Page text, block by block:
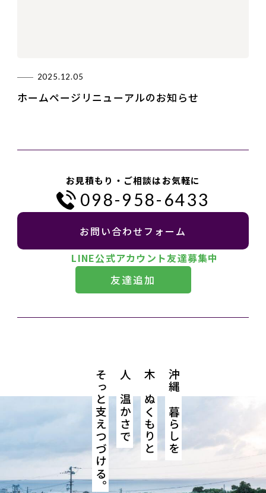
2025.12.05
ホームページリニューアルのお知らせ
お見積もり・ご相談はお気軽に
098-958-6433
お問い合わせフォーム
LINE公式アカウント友達募集中
友達追加
沖縄の暮らしを
木のぬくもりと
人の温かさで
そっと支えつづける。